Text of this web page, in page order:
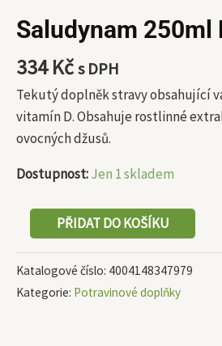
Saludynam 250ml
334Kčs DPH
Tekutý doplněk stravy obsahující
vitamín D. Obsahuje rostlinné
ovocných džusů.
Dostupnost:Jen 1 skladem
PŘIDAT DO KOŠÍKU
Katalogové číslo: 4004148347979
Kategorie: Potravinové doplňky